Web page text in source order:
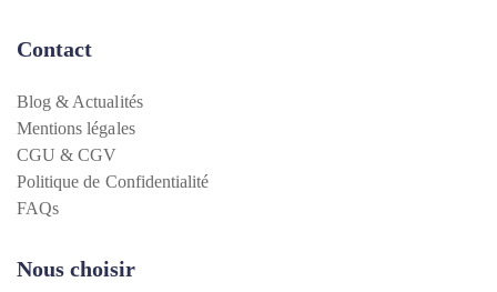
Contact
Blog & Actualités
Mentions légales
CGU & CGV
Politique de Confidentialité
FAQs
Nous choisir